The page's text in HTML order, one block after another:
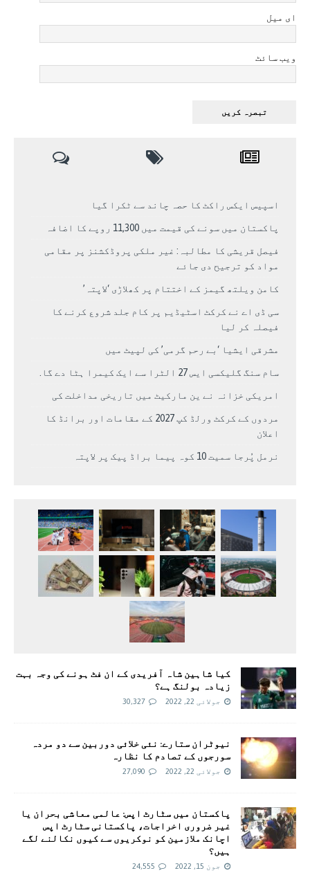
ای میل
ویب سائٹ
اسپیس ایکس راکٹ کا حصہ چاند سے ٹکرا گیا
پاکستان میں سونے کی قیمت میں 11,300 روپے کا اضافہ
فیصل قریشی کا مطالبہ: غیر ملکی پروڈکشنز پر مقامی
مواد کو ترجیح دی جائے
کامن ویلتھ گیمز کے اختتام پر کھلاڑی ‘لاپتہ’
سی ڈی اے نے کرکٹ اسٹیڈیم پر کام جلد شروع کرنے کا
فیصلہ کر لیا
مشرقی ایشیا ‘بے رحم گرمی’ کی لپیٹ میں
سام سنگ گلیکسی ایس 27 الٹرا سے ایک کیمرا ہٹا دے گا.
امریکی خزانہ نے ین مارکیٹ میں تاریخی مداخلت کی
مردوں کے کرکٹ ورلڈ کپ 2027 کے مقامات اور برانڈ کا
اعلان
نرمل پُرجا سمیت 10 کوہ پیما براڈ پیک پر لاپتہ
کیا شاہین شاہ آفریدی کے ان فٹ ہونے کی وجہ بہت
زیادہ بولنگ ہے؟
جولائی 22, 2022 30,327
نیوٹران ستارے: نئی خلائی دوربین سے دو مردہ
سورجوں کے تصادم کا نظارہ
جولائی 22, 2022 27,090
پاکستان میں سٹارٹ اپس: عالمی معاشی بحران یا
غیر ضروری اخراجات، پاکستانی سٹارٹ اپس
اچانک ملازمین کو نوکریوں سے کیوں نکالنے لگے
ہیں؟
جون 15, 2022 24,555